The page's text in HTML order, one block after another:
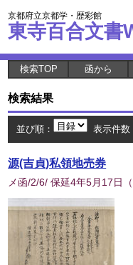
京都府立京都学・歴彩館
東寺百合文書
検索TOP 函から
検索結果
並び順： 表示件数
源(吉貞)私領地売券
メ函/2/6/ 保延4年5月17日 （